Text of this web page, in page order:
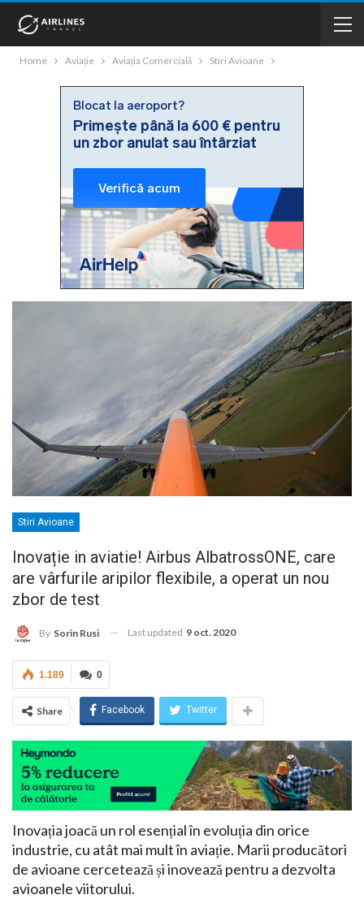
Home Aviație Aviația Comercială Stiri Avioane
Stiri Avioane
Inovație in aviatie! Airbus AlbatrossONE, care
are vârfurile aripilor flexibile, a operat un nou
zbor de test
By Sorin Rusi Last updated 9 oct. 2020
0
1.189
Share Facebook Twitter
Inovația joacă un rol esențial în evoluția din orice
industrie, cu atât mai mult în aviație. Marii producători
de avioane cercetează și inovează pentru a dezvolta
avioanele viitorului.